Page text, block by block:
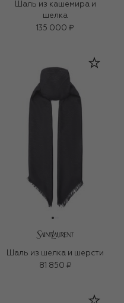
Шаль из кашемира и
шелка
135 000 ₽
Шаль из шелка и шерсти
81 850 ₽